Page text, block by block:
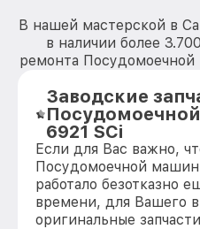
В нашей мастерской в
в наличии более
ремонта
Заводские
6921 SCi
Если для Вас важно,
Посудомоечной
работало безотказно
времени, для Вашего
оригинальные